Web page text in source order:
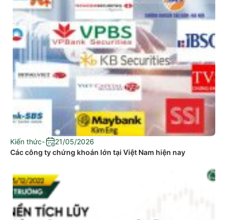
Kiến thức-
21/05/2026
Các công ty chứng khoán lớn tại Việt Nam hiện nay